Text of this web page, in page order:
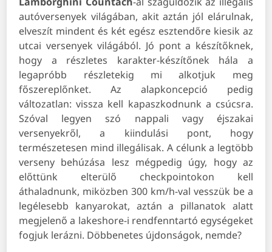
autóversenyek világában, akit aztán jól elárulnak,
elveszít mindent és két egész esztendőre kiesik az
utcai versenyek világából. Jó pont a készítőknek,
hogy a részletes karakter-készítőnek hála a
legapróbb részletekig mi alkotjuk meg
főszereplőnket. Az alapkoncepció pedig
változatlan: vissza kell kapaszkodnunk a csúcsra.
Szóval legyen szó nappali vagy éjszakai
versenyekről, a kiindulási pont, hogy
természetesen mind illegálisak. A célunk a legtöbb
verseny behúzása lesz mégpedig úgy, hogy az
előttünk elterülő checkpointokon kell
áthaladnunk, miközben 300 km/h-val vesszük be a
legélesebb kanyarokat, aztán a pillanatok alatt
megjelenő a lakeshore-i rendfenntartó egységeket
fogjuk lerázni. Döbbenetes újdonságok, nemde?